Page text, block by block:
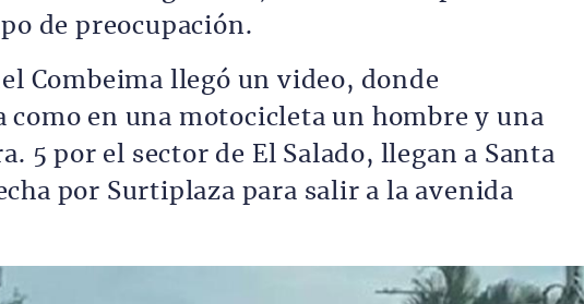
de preocupación.
Combeima llegó un video, donde
como en una motocicleta un hombre y una
5 por el sector de El Salado, llegan a Santa
por Surtiplaza para salir a la avenida